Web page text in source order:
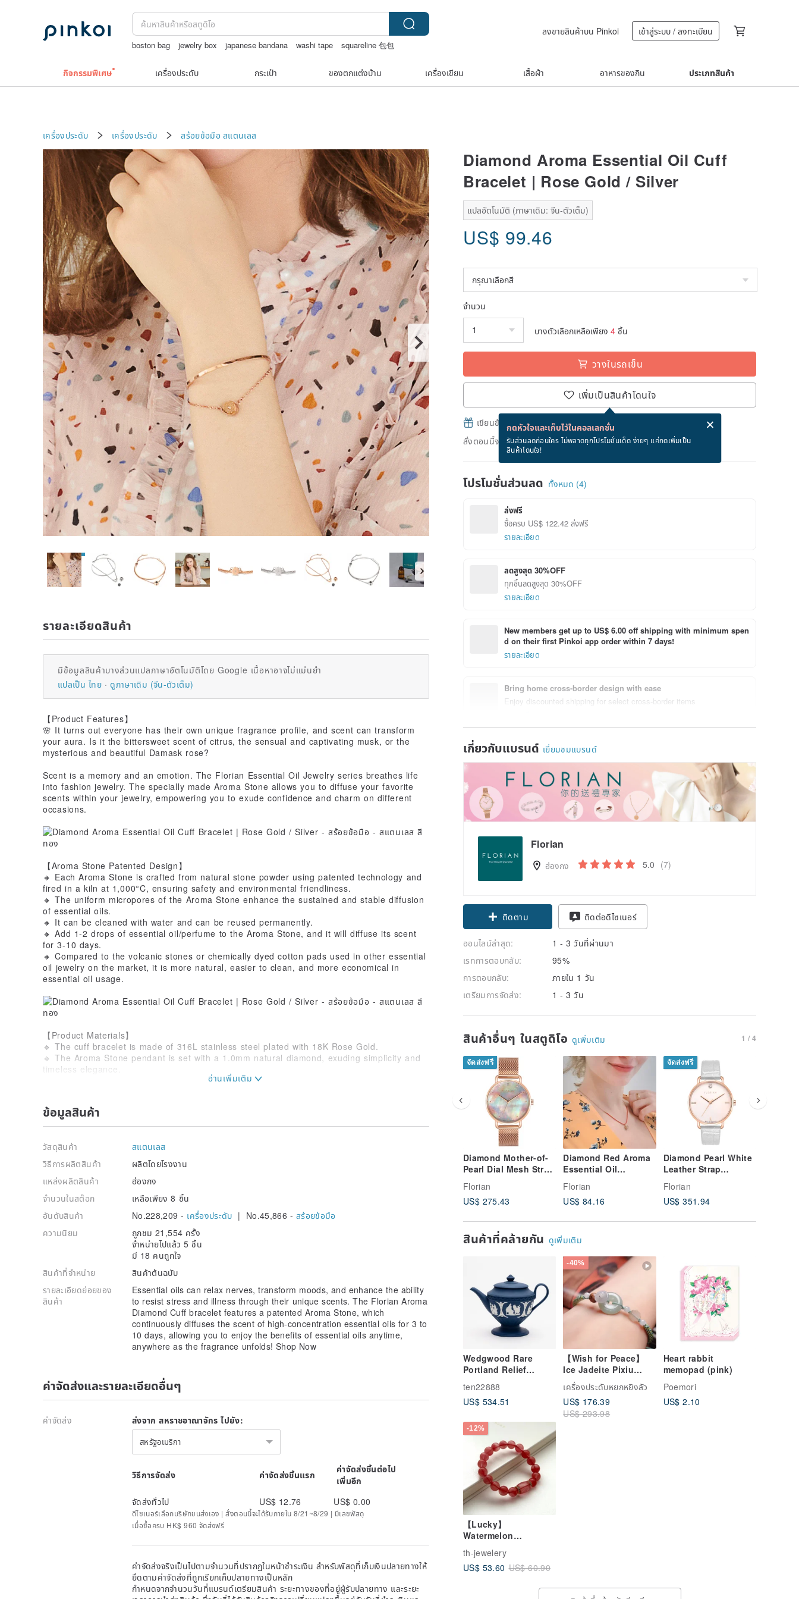
boston bag jewelry box japanese bandana washi tape
squareline 包包
ลงขายสินค้าบน Pinkoi เข้าสู่ระบบ / ลงทะเบียน
กิจกรรมพิเศษ เครื่องประดับ กระเป๋า ของตกแต่งบ้าน เครื่องเขียน เสื้อผ้า อาหารของกิน ประเภทสินค้า
เครื่องประดับ เครื่องประดับ สร้อยข้อมือ สแตนเลส
Diamond Aroma Essential Oil Cuff
Bracelet | Rose Gold / Silver
แปลอัตโนมัติ (ภาษาเดิม: จีน-ตัวเต็ม)
US$ 99.46
จำนวน
บางตัวเลือกเหลือเพียง 4 ชิ้น
วางในรถเข็น
เพิ่มเป็นสินค้าโดนใจ
กดหัวใจและเก็บไว้ในคอลเลกชั่น
รับส่วนลดก่อนใคร ไม่พลาดทุกโปรโมชั่นเด็ด ง่ายๆ แค่กดเพิ่มเป็น
สินค้าโดนใจ!
เขียนข้อความและส่ง eCard ฟรีเมื่อซื้อสินค้า!
สั่งตอนนี้จะได้รับภายใน 8/21~8/29
โปรโมชั่นส่วนลด ทั้งหมด (4)
ส่งฟรี
ซื้อครบ US$ 122.42 ส่งฟรี
รายละเอียด
ลดสูงสุด 30%OFF
ทุกชิ้นลดสูงสุด 30%OFF
รายละเอียด
New members get up to US$ 6.00 off shipping with minimum spen
d on their first Pinkoi app order within 7 days!
รายละเอียด
Bring home cross-border design with ease
Enjoy discounted shipping for select cross-border items
เกี่ยวกับแบรนด์ เยี่ยมชมแบรนด์
Florian
ฮ่องกง 5.0 (7)
ติดตาม ติดต่อดีไซเนอร์
ออนไลน์ล่าสุด:
1 - 3 วันที่ผ่านมา
เรทการตอบกลับ:
95%
การตอบกลับ:
ภายใน 1 วัน
เตรียมการจัดส่ง:
1 - 3 วัน
สินค้าอื่นๆ ในสตูดิโอ ดูเพิ่มเติม 1 / 4
จัดส่งฟรี
Diamond Mother-of-
Pearl Dial Mesh Strap
Minimalist 36mm
Watch | Rose
Gold/Silver
Florian
US$ 275.43
Diamond Red Aroma
Essential Oil
Necklace | Rose
Gold/Silver
Florian
US$ 84.16
จัดส่งฟรี
Diamond Pearl White
Leather Strap
Minimalist 36mm
Watch | Rose
Gold/Gold/Silver
Florian
US$ 351.94
สินค้าที่คล้ายกัน ดูเพิ่มเติม
Wedgwood Rare
Portland Relief
Goddess Collection
Made in the UK -
ten22888
US$ 534.51
-40%
【Wish for Peace】
Ice Jadeite Pixiu
Bracelet | Natural
Grade A Burmese
Jadeite | Gift Idea
เครื่องประดับหยกหยิงลัว
US$ 176.39
US$ 293.98
Heart rabbit
memopad (pink)
Poemori
US$ 2.10
-12%
【Lucky】
Watermelon
Ring 18k Gold Plated
Bracelet Believe in
th-jewelery
US$ 53.60 US$ 60.90
รายละเอียดสินค้า
มีข้อมูลสินค้าบางส่วนแปลภาษาอัตโนมัติโดย Google เนื้อหาอาจไม่แม่นยำ
แปลเป็น ไทย
ดูภาษาเดิม (จีน-ตัวเต็ม)
【Product Features】
🌸 It turns out everyone has their own unique fragrance profile, and scent can transform
your aura. Is it the bittersweet scent of citrus, the sensual and captivating musk, or the
mysterious and beautiful Damask rose?
Scent is a memory and an emotion. The Florian Essential Oil Jewelry series breathes life
into fashion jewelry. The specially made Aroma Stone allows you to diffuse your favorite
scents within your jewelry, empowering you to exude confidence and charm on different
occasions.
【Aroma Stone Patented Design】
🔸 Each Aroma Stone is crafted from natural stone powder using patented technology and
fired in a kiln at 1,000°C, ensuring safety and environmental friendliness.
🔸 The uniform micropores of the Aroma Stone enhance the sustained and stable diffusion
of essential oils.
🔸 It can be cleaned with water and can be reused permanently.
🔸 Add 1-2 drops of essential oil/perfume to the Aroma Stone, and it will diffuse its scent
for 3-10 days.
🔸 Compared to the volcanic stones or chemically dyed cotton pads used in other essential
oil jewelry on the market, it is more natural, easier to clean, and more economical in
essential oil usage.
【Product Materials】
🔹 The cuff bracelet is made of 316L stainless steel plated with 18K Rose Gold.
🔹 The Aroma Stone pendant is set with a 1.0mm natural diamond, exuding simplicity and
timeless elegance.
Wrist: 16.0cm (length and cuff curvature are adjustable)
Weight: 7.0 g
【Shipping Time】
· Excludes Hong Kong public holidays. Business days are counted from the day after
payment is received.
【Important Notice for Customers in Taiwan】
In accordance with the requirements of Taiwan's Ministry of Finance, Customs
Administration, packages sent to Taiwan require the recipient's ID number and completion
of the "EZ WAY" real-name authentication. All customers in Taiwan must provide the
recipient's ID number in the order notes when placing an order to avoid delivery delays.
【Order Information】
Name:
WhatsApp:
ID Number (Mandatory for Taiwanese customers for customs clearance):
【Logistics Information】
In addition to residential addresses, Hong Kong customers can choose SF Stores or locker
locations.
ข้อมูลสินค้า
วัสดุสินค้า
สแตนเลส
วิธีการผลิตสินค้า
ผลิตโดยโรงงาน
แหล่งผลิตสินค้า
ฮ่องกง
จำนวนในสต๊อก
เหลือเพียง 8 ชิ้น
อันดับสินค้า
No.228,209 - เครื่องประดับ | No.45,866 - สร้อยข้อมือ
ความนิยม
ถูกชม 21,554 ครั้ง
จำหน่ายไปแล้ว 5 ชิ้น
มี 18 คนถูกใจ
สินค้าที่จำหน่าย
สินค้าต้นฉบับ
รายละเอียดย่อยของ
สินค้า
Essential oils can relax nerves, transform moods, and enhance the ability
to resist stress and illness through their unique scents. The Florian Aroma
Diamond Cuff bracelet features a patented Aroma Stone, which
continuously diffuses the scent of high-concentration essential oils for 3 to
10 days, allowing you to enjoy the benefits of essential oils anytime,
anywhere as the fragrance unfolds! Shop Now
ค่าจัดส่งและรายละเอียดอื่นๆ
ค่าจัดส่ง ส่งจาก สหราชอาณาจักร ไปยัง:
สหรัฐอเมริกา
วิธีการจัดส่ง ค่าจัดส่งชิ้นแรก
ค่าจัดส่งชิ้นต่อไป
เพิ่มอีก
จัดส่งทั่วไป
US$ 12.76 US$ 0.00
ดีไซเนอร์เลือกบริษัทขนส่งเอง | สั่งตอนนี้จะได้รับภายใน 8/21~8/29 | มีเลขพัสดุ
เมื่อซื้อครบ HK$ 960 จัดส่งฟรี
ค่าจัดส่งจริงเป็นไปตามจำนวนที่ปรากฏในหน้าชำระเงิน สำหรับพัสดุที่เก็บเงินปลายทางให้
ยึดตามค่าจัดส่งที่ถูกเรียกเก็บปลายทางเป็นหลัก
กำหนดจากจำนวนวันที่แบรนด์เตรียมสินค้า ระยะทางของที่อยู่ผู้รับปลายทาง และระยะ